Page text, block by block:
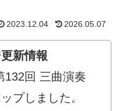
2023.12.04 2026.05.07
新情報
132回 三曲演奏
プしました。